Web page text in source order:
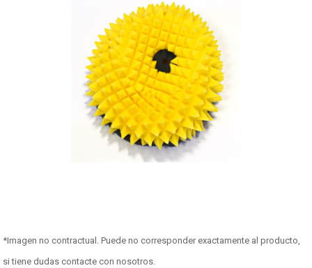
*Imagen no contractual. Puede no corresponder exactamente al producto,
si tiene dudas contacte con nosotros.